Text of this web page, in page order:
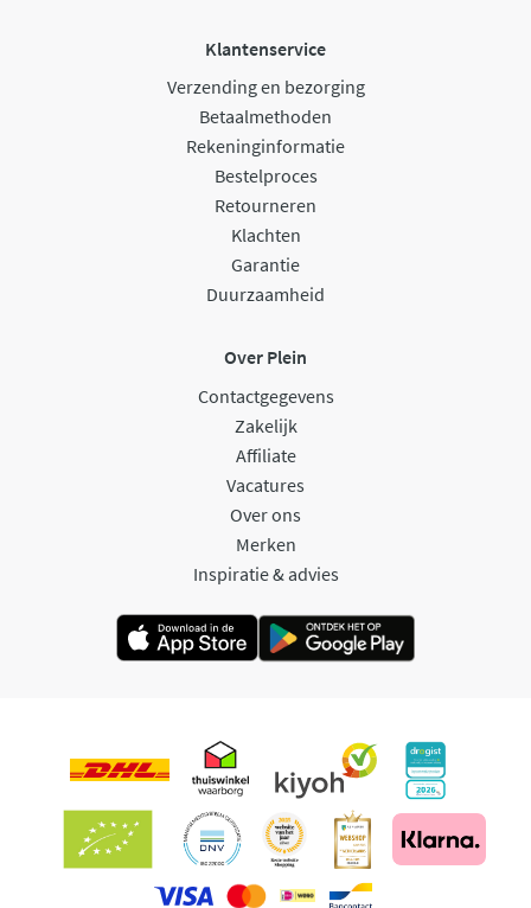
Klantenservice
Verzending en bezorging
Betaalmethoden
Rekeninginformatie
Bestelproces
Retourneren
Klachten
Garantie
Duurzaamheid
Over Plein
Contactgegevens
Zakelijk
Affiliate
Vacatures
Over ons
Merken
Inspiratie & advies